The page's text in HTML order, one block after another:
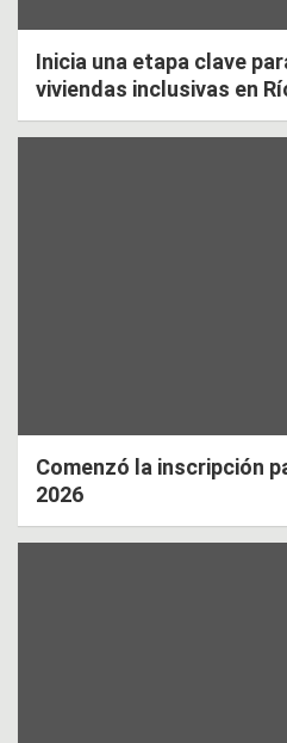
Inicia una etapa clave
viviendas inclusivas en
Comenzó la inscripción
2026